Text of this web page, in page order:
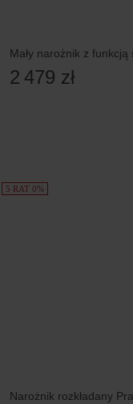
Mały narożnik z
2 479 zł
5 RAT 0%
Narożnik rozkładany